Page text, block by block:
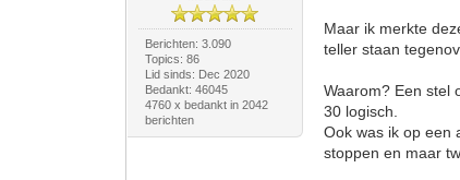
Berichten: 3.090
Topics: 86
Lid sinds: Dec 2020
Bedankt: 46045
4760 x bedankt in 2042
berichten
Maar ik merkte
teller staan
Waarom? Een stel
30 logisch.
Ook was ik op een
stoppen en maar